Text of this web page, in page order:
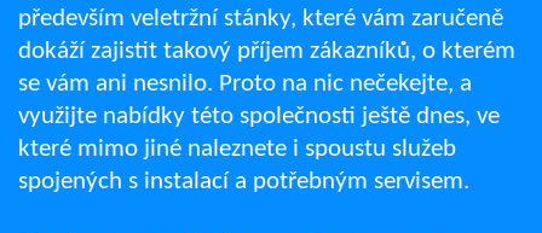
především veletržní stánky, které vám zaručeně
dokáží zajistit takový příjem zákazníků, o kterém
se vám ani nesnilo. Proto na nic nečekejte, a
využijte nabídky této společnosti ještě dnes, ve
které mimo jiné naleznete i spoustu služeb
spojených s instalací a potřebným servisem.